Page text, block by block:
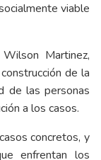
viable
Martinez,
de la
de las personas
a los casos.
concretos, y
enfrentan los